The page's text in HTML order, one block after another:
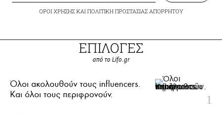
ΟΡΟΙ ΧΡΗΣΗΣΚΑΙ ΠΟΛΙΤΙΚΗ ΠΡΟΣΤΑΣΙΑΣ ΑΠΟΡΡΗΤΟΥ
ΕΠΙΛΟΓΕΣ
από το Lifo.gr
Όλοι ακολουθούν τους influencers.
Και όλοι τους περιφρονούν.